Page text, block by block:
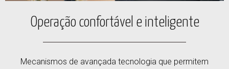
Operação confortável e inteligente
Mecanismos de avançada tecnologia que permitem